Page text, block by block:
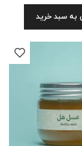
به سبد خرید